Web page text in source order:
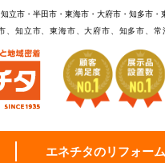
立市・半田市・東海市・大府市・知多市
、知立市、東海市、大府市、知多市、
エネチタのリフォーム